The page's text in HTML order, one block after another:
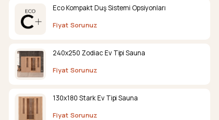
Eco Kompakt Duş Sistemi Opsiyonları
Fiyat Sorunuz
240x250 Zodiac Ev Tipi Sauna
Fiyat Sorunuz
130x180 Stark Ev Tipi Sauna
Fiyat Sorunuz